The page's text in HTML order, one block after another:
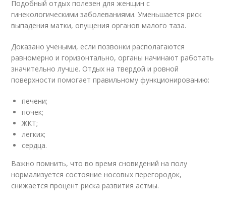
Подобный отдых полезен для женщин с
гинекологическими заболеваниями. Уменьшается риск
выпадения матки, опущения органов малого таза.
Доказано учеными, если позвонки располагаются
равномерно и горизонтально, органы начинают работать
значительно лучше. Отдых на твердой и ровной
поверхности помогает правильному функционированию:
печени;
почек;
ЖКТ;
легких;
сердца.
Важно помнить, что во время сновидений на полу
нормализуется состояние носовых перегородок,
снижается процент риска развития астмы.